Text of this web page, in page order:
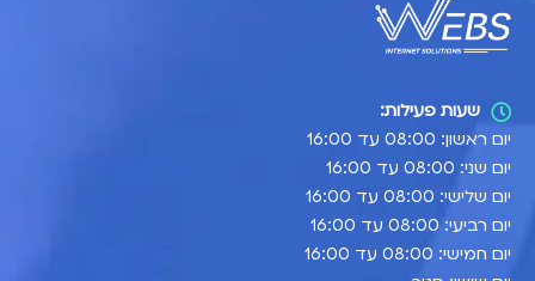
שעות פעילות:
יום ראשון: 08:00 עד 16:00
יום שני: 08:00 עד 16:00
יום שלישי: 08:00 עד 16:00
יום רביעי: 08:00 עד 16:00
יום חמישי: 08:00 עד 16:00